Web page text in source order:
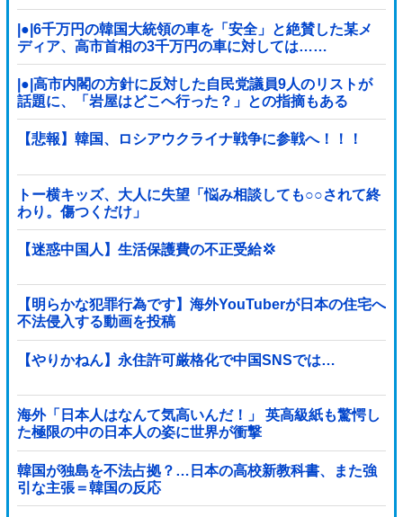
|●|6千万円の韓国大統領の車を「安全」と絶賛した某メ
ディア、高市首相の3千万円の車に対しては……
|●|高市内閣の方針に反対した自民党議員9人のリストが
話題に、「岩屋はどこへ行った？」との指摘もある
が……
【悲報】韓国、ロシアウクライナ戦争に参戦へ！！！
トー横キッズ、大人に失望「悩み相談しても○○されて終
わり。傷つくだけ」
【迷惑中国人】生活保護費の不正受給💢
【明らかな犯罪行為です】海外YouTuberが日本の住宅へ
不法侵入する動画を投稿
【やりかねん】永住許可厳格化で中国SNSでは…
海外「日本人はなんて気高いんだ！」 英高級紙も驚愕し
た極限の中の日本人の姿に世界が衝撃
韓国が独島を不法占拠？…日本の高校新教科書、また強
引な主張＝韓国の反応